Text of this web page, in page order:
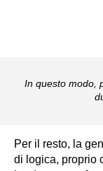
In questo modo,
Per il resto, la
di logica, proprio